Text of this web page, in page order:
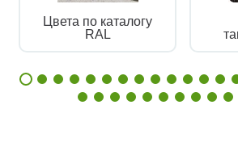
Цвета по каталогу
RAL